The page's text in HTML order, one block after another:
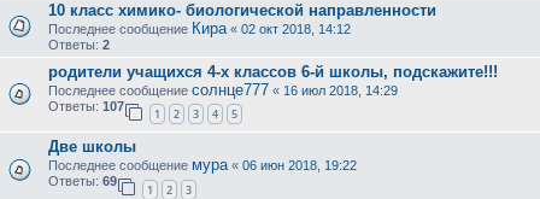
10 класс химико- биологической направленности
Последнее сообщение Кира « 02 окт 2018, 14:12
Ответы: 2
родители учащихся 4-х классов 6-й школы, подскажите!!!
Последнее сообщение солнце777 « 16 июл 2018, 14:29
Ответы: 107
1 2 3 4 5
Две школы
Последнее сообщение мура « 06 июн 2018, 19:22
Ответы: 69
1 2 3